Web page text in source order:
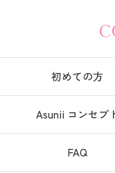
初めての方
Asunii コンセプ
FAQ